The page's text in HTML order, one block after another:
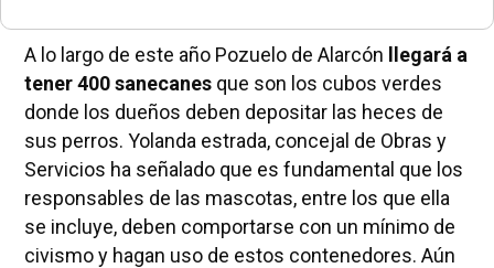
A lo largo de este año Pozuelo de Alarcón
llegará a
tener 400 sanecanes que son los cubos verdes
donde los dueños deben depositar las heces de
sus perros. Yolanda estrada, concejal de Obras y
Servicios ha señalado que es fundamental que los
responsables de las mascotas, entre los que ella
se incluye, deben comportarse con un mínimo de
civismo y hagan uso de estos contenedores. Aún